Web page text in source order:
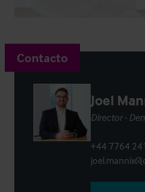
Contacto
Joel
Director -
+44 7764